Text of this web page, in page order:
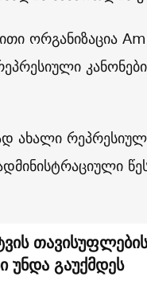
ორგანიზაცია
ახალი
თავისუფლების
უნდა გაუქმდეს